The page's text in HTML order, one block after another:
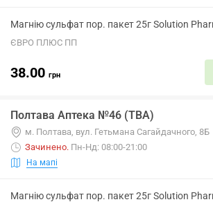
Магнію сульфат пор. пакет 25г Solution
ЄВРО ПЛЮС ПП
38.00 грн
Полтава Аптека №46 (ТВА)
м. Полтава, вул. Гетьмана Сагайдачного, 8Б
Зачинено. Пн-Нд: 08:00-21:00
На мапі
Магнію сульфат пор. пакет 25г Solution